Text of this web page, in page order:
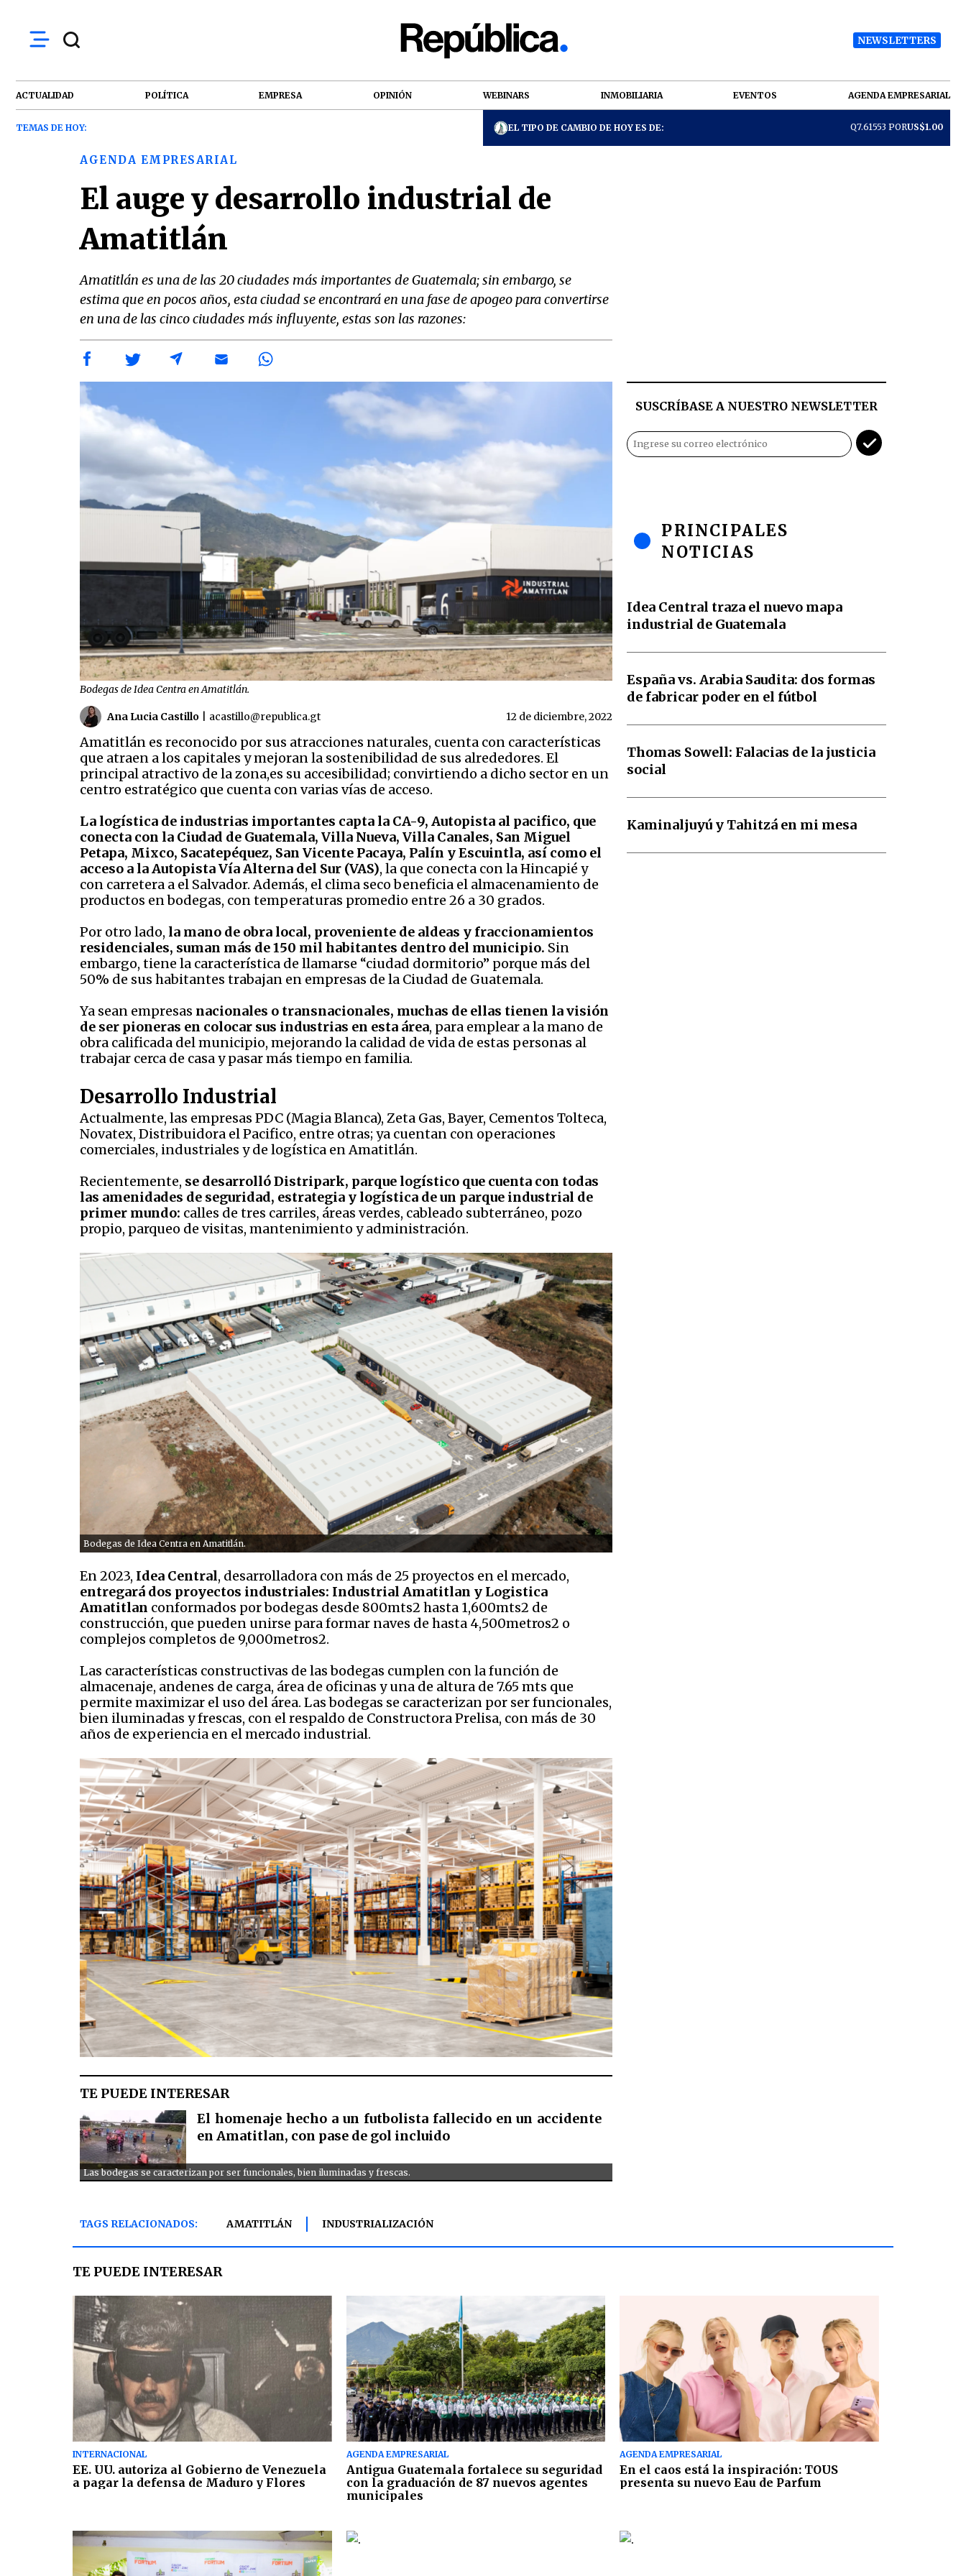
NEWSLETTERS
ACTUALIDAD POLÍTICA EMPRESA OPINIÓN WEBINARS INMOBILIARIA EVENTOS AGENDA EMPRESARIAL
TEMAS DE HOY: EL TIPO DE CAMBIO DE HOY ES DE: Q7.61553 PORUS$1.00
AGENDA EMPRESARIAL
El auge y desarrollo industrial de
Amatitlán
Amatitlán es una de las 20 ciudades más importantes de Guatemala; sin embargo, se
estima que en pocos años, esta ciudad se encontrará en una fase de apogeo para convertirse
en una de las cinco ciudades más influyente, estas son las razones:
Bodegas de Idea Centra en Amatitlán.
Ana Lucia Castillo acastillo@republica.gt 12 de diciembre, 2022
Amatitlán es reconocido por sus atracciones naturales, cuenta con características
que atraen a los capitales y mejoran la sostenibilidad de sus alrededores. El
principal atractivo de la zona,es su accesibilidad; convirtiendo a dicho sector en un
centro estratégico que cuenta con varias vías de acceso.
La logística de industrias importantes capta la CA-9, Autopista al pacifico, que
conecta con la Ciudad de Guatemala, Villa Nueva, Villa Canales, San Miguel
Petapa, Mixco, Sacatepéquez, San Vicente Pacaya, Palín y Escuintla, así como el
acceso a la Autopista Vía Alterna del Sur (VAS), la que conecta con la Hincapié y
con carretera a el Salvador. Además, el clima seco beneficia el almacenamiento de
productos en bodegas, con temperaturas promedio entre 26 a 30 grados.
Por otro lado, la mano de obra local, proveniente de aldeas y fraccionamientos
residenciales, suman más de 150 mil habitantes dentro del municipio. Sin
embargo, tiene la característica de llamarse “ciudad dormitorio” porque más del
50% de sus habitantes trabajan en empresas de la Ciudad de Guatemala.
Ya sean empresas nacionales o transnacionales, muchas de ellas tienen la visión
de ser pioneras en colocar sus industrias en esta área, para emplear a la mano de
obra calificada del municipio, mejorando la calidad de vida de estas personas al
trabajar cerca de casa y pasar más tiempo en familia.
Desarrollo Industrial
Actualmente, las empresas PDC (Magia Blanca), Zeta Gas, Bayer, Cementos Tolteca,
Novatex, Distribuidora el Pacifico, entre otras; ya cuentan con operaciones
comerciales, industriales y de logística en Amatitlán.
Recientemente, se desarrolló Distripark, parque logístico que cuenta con todas
las amenidades de seguridad, estrategia y logística de un parque industrial de
primer mundo: calles de tres carriles, áreas verdes, cableado subterráneo, pozo
propio, parqueo de visitas, mantenimiento y administración.
Bodegas de Idea Centra en Amatitlán.
En 2023, Idea Central, desarrolladora con más de 25 proyectos en el mercado,
entregará dos proyectos industriales: Industrial Amatitlan y Logistica
Amatitlan conformados por bodegas desde 800mts2 hasta 1,600mts2 de
construcción, que pueden unirse para formar naves de hasta 4,500metros2 o
complejos completos de 9,000metros2.
Las características constructivas de las bodegas cumplen con la función de
almacenaje, andenes de carga, área de oficinas y una de altura de 7.65 mts que
permite maximizar el uso del área. Las bodegas se caracterizan por ser funcionales,
bien iluminadas y frescas, con el respaldo de Constructora Prelisa, con más de 30
años de experiencia en el mercado industrial.
Las bodegas se caracterizan por ser funcionales, bien iluminadas y frescas.
TE PUEDE INTERESAR
El homenaje hecho a un futbolista fallecido en un accidente
en Amatitlan, con pase de gol incluido
TAGS RELACIONADOS: AMATITLÁN INDUSTRIALIZACIÓN
SUSCRÍBASE A NUESTRO NEWSLETTER
PRINCIPALES
NOTICIAS
Idea Central traza el nuevo mapa
industrial de Guatemala
España vs. Arabia Saudita: dos formas
de fabricar poder en el fútbol
Thomas Sowell: Falacias de la justicia
social
Kaminaljuyú y Tahitzá en mi mesa
TE PUEDE INTERESAR
INTERNACIONAL
EE. UU. autoriza al Gobierno de Venezuela
a pagar la defensa de Maduro y Flores
AGENDA EMPRESARIAL
Antigua Guatemala fortalece su seguridad
con la graduación de 87 nuevos agentes
municipales
AGENDA EMPRESARIAL
En el caos está la inspiración: TOUS
presenta su nuevo Eau de Parfum